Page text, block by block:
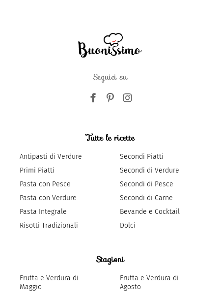
Seguici su
Tutte le ricette
Antipasti di Verdure
Primi Piatti
Pasta con Pesce
Pasta con Verdure
Pasta Integrale
Risotti Tradizionali
Secondi Piatti
Secondi di Verdure
Secondi di Pesce
Secondi di Carne
Bevande e Cocktail
Dolci
Stagioni
Frutta e Verdura di
Maggio
Frutta e Verdura di
Agosto